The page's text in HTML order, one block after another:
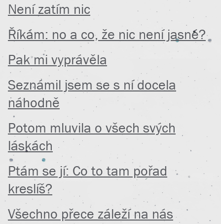
Není zatím nic
Říkám: no a co, že nic není jasné?
Pak mi vyprávěla
Seznámil jsem se s ní docela
náhodně
Potom mluvila o všech svých
láskách
Ptám se jí: Co to tam pořad
kreslíš?
Všechno přece záleží na nás